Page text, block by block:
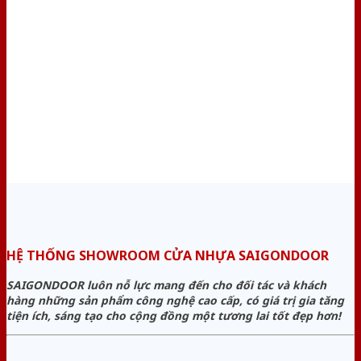
HỆ THỐNG SHOWROOM CỬA NHỰA SAIGONDOOR
SAIGONDOOR luôn nỗ lực mang đến cho đối tác và khách
hàng những sản phẩm công nghệ cao cấp, có giá trị gia tăng
tiện ích, sáng tạo cho cộng đồng một tương lai tốt đẹp hơn!